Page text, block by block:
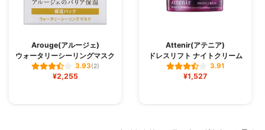
Arouge(アルージェ)
ウォータリーシーリングマスク
3.93(2)
¥2,255
Attenir(アテニア)
ドレスリフト ナイトクリーム
3.91
¥1,527